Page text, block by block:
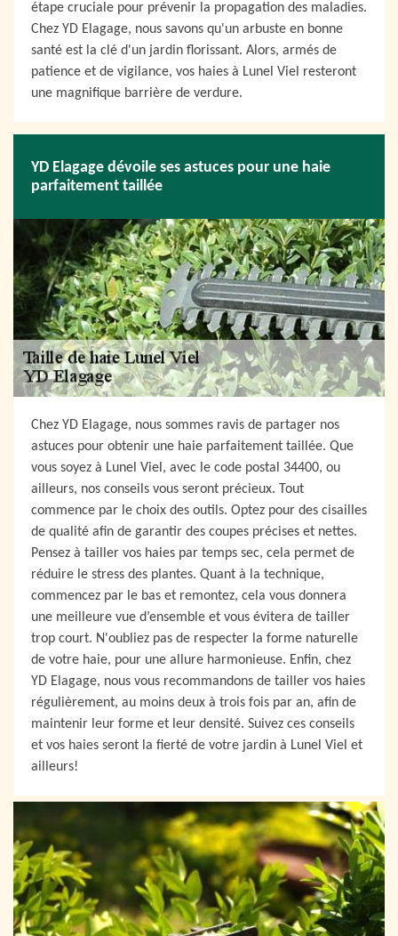
étape cruciale pour prévenir la propagation des maladies.
Chez YD Elagage, nous savons qu'un arbuste en bonne
santé est la clé d'un jardin florissant. Alors, armés de
patience et de vigilance, vos haies à Lunel Viel resteront
une magnifique barrière de verdure.
YD Elagage dévoile ses astuces pour une haie
parfaitement taillée
Chez YD Elagage, nous sommes ravis de partager nos
astuces pour obtenir une haie parfaitement taillée. Que
vous soyez à Lunel Viel, avec le code postal 34400, ou
ailleurs, nos conseils vous seront précieux. Tout
commence par le choix des outils. Optez pour des cisailles
de qualité afin de garantir des coupes précises et nettes.
Pensez à tailler vos haies par temps sec, cela permet de
réduire le stress des plantes. Quant à la technique,
commencez par le bas et remontez, cela vous donnera
une meilleure vue d’ensemble et vous évitera de tailler
trop court. N'oubliez pas de respecter la forme naturelle
de votre haie, pour une allure harmonieuse. Enfin, chez
YD Elagage, nous vous recommandons de tailler vos haies
régulièrement, au moins deux à trois fois par an, afin de
maintenir leur forme et leur densité. Suivez ces conseils
et vos haies seront la fierté de votre jardin à Lunel Viel et
ailleurs!